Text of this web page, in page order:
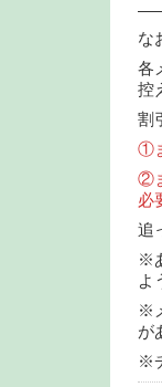
な
各
控
割
①
②
必
追
※
よ
※
が
※